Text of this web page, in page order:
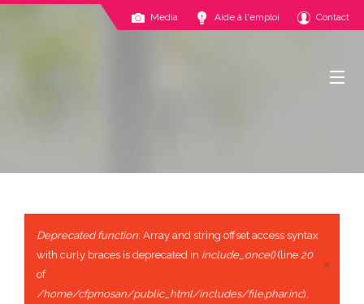
Media Aide à l'emploi Contact
Présentation
Modules
Organisation
Restaurant
Deprecated function: Array and string offset access syntax
with curly braces is deprecated in include_once()(line 20
of
/home/cfpmosan/public_html/includes/file.phar.inc).
×